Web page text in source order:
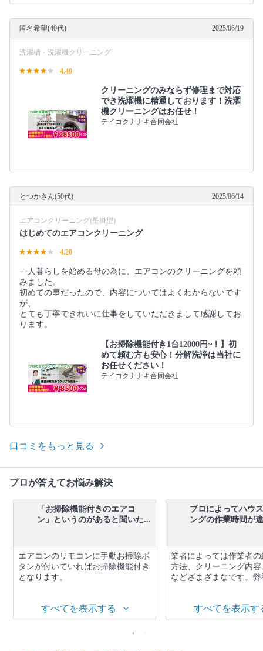
匿名希望(40代) 2025/06/19
洗濯槽・洗濯機クリーニング
4.40
クリーニングのみならず修理まで対応
でき洗濯機に精通しております！洗濯
機クリーニングはお任せ！
テイコクナナキ合同会社
とつかさん(50代) 2025/06/14
エアコンクリーニング(壁掛型)
はじめてのエアコンクリーニング
4.20
一人暮らしを始める母の為に、エアコンのクリーニングを頼
みました。
初めての事だったので、内容についてはよくわからないです
が、
とても丁寧できれいに仕事をしていただきまして感謝してお
ります。
【お掃除機能付き1台12000円~！】初
めて頼む方も安心！分解洗浄は当社に
お任せください！
テイコクナナキ合同会社
口コミをもっと見る
プロが答えてお悩み解決
「お掃除機能付きのエアコ
ン」というのがあると聞いた...
エアコンのリモコンに手動お掃除ボ
タンが付いていればお掃除機能付き
となります。
すべてを表示する
プロによってハウ
ングの作業時間が
業者によっては作業者
方法、クリーニング内
などざまざまなです。
すべてを表示す